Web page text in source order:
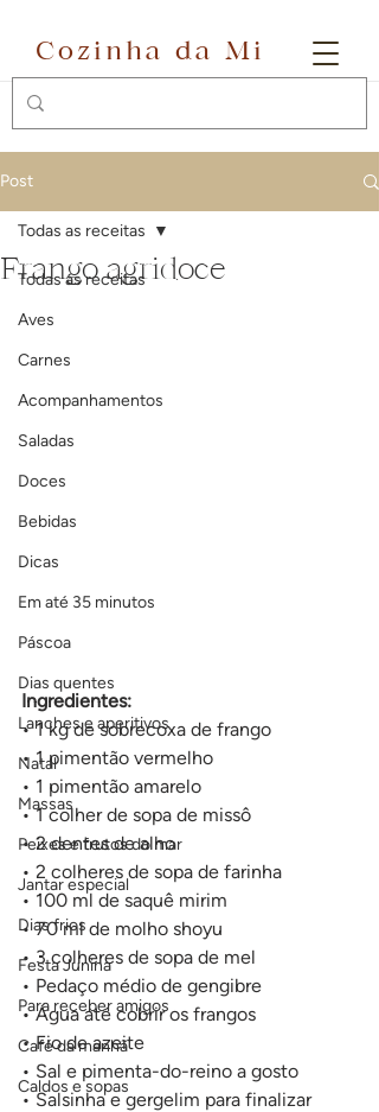
Cozinha da Mi
Post
Todas as receitas
Aves
Carnes
Acompanhamentos
Saladas
Doces
Bebidas
Dicas
Em até 35 minutos
Páscoa
Dias quentes
Lanches e aperitivos
Natal
Massas
Peixes e frutos do mar
Jantar especial
Dias frios
Festa Junina
Para receber amigos
Café da manhã
Caldos e sopas
Todas as receitas
Frango agridoce
Ingredientes:
• 1 kg de sobrecoxa de frango
• 1 pimentão vermelho
• 1 pimentão amarelo
• 1 colher de sopa de missô
• 2 dentes de alho
• 2 colheres de sopa de farinha
• 100 ml de saquê mirim
• 70 ml de molho shoyu
• 3 colheres de sopa de mel
• Pedaço médio de gengibre
• Água até cobrir os frangos
• Fio de azeite
• Sal e pimenta-do-reino a gosto
• Salsinha e gergelim para finalizar